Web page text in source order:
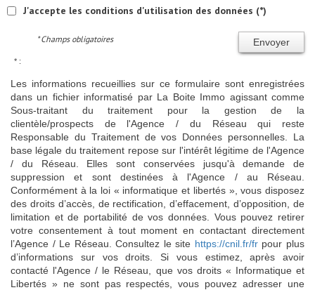
J'accepte les conditions d'utilisation des données (*)
Envoyer
* Champs obligatoires
* :
Les informations recueillies sur ce formulaire sont enregistrées
dans un fichier informatisé par La Boite Immo agissant comme
Sous-traitant du traitement pour la gestion de la
clientèle/prospects de l'Agence / du Réseau qui reste
Responsable du Traitement de vos Données personnelles. La
base légale du traitement repose sur l'intérêt légitime de l'Agence
/ du Réseau. Elles sont conservées jusqu'à demande de
suppression et sont destinées à l'Agence / au Réseau.
Conformément à la loi « informatique et libertés », vous disposez
des droits d’accès, de rectification, d’effacement, d’opposition, de
limitation et de portabilité de vos données. Vous pouvez retirer
votre consentement à tout moment en contactant directement
l’Agence / Le Réseau. Consultez le site https://cnil.fr/frpour plus
d’informations sur vos droits. Si vous estimez, après avoir
contacté l'Agence / le Réseau, que vos droits « Informatique et
Libertés » ne sont pas respectés, vous pouvez adresser une